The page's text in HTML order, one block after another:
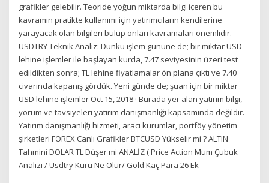
grafikler gelebilir. Teoride yoğun miktarda bilgi içeren bu
kavramın pratikte kullanımı için yatırımcıların kendilerine
yarayacak olan bilgileri bulup onları kavramaları önemlidir.
USDTRY Teknik Analiz: Dünkü işlem gününe de; bir miktar USD
lehine işlemler ile başlayan kurda, 7.47 seviyesinin üzeri test
edildikten sonra; TL lehine fiyatlamalar ön plana çıktı ve 7.40
civarında kapanış gördük. Yeni günde de; şuan için bir miktar
USD lehine işlemler Oct 15, 2018 · Burada yer alan yatırım bilgi,
yorum ve tavsiyeleri yatırım danışmanlığı kapsamında değildir.
Yatırım danışmanlığı hizmeti, aracı kurumlar, portföy yönetim
şirketleri FOREX Canlı Grafikler BTCUSD Yükselir mi ? ALTIN
Tahmini DOLAR TL Düşer mi ANALİZ ( Price Action Mum Çubuk
Analizi / Usdtry Kuru Ne Olur/ Gold Kaç Para 26 Ek